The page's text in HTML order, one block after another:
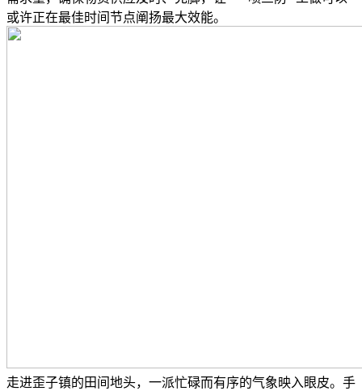
或许正在最佳时间节点阐扬最大效能。
走进歪子镇的田间地头，一派忙碌而有序的气象映入眼皮。手